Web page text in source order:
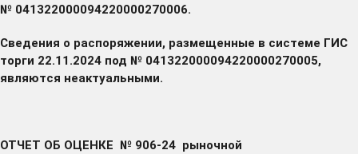
№ 041322000094220000270006.
Сведения о распоряжении, размещенные в системе ГИС
торги 22.11.2024 под № 041322000094220000270005,
являются неактуальными.
ОТЧЕТ ОБ ОЦЕНКЕ № 906-24 рыночной